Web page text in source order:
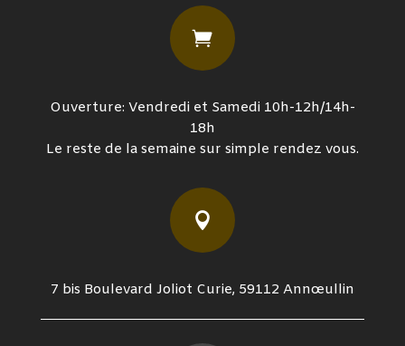

Ouverture: Vendredi et Samedi 10h-12h/14h-
18h
Le reste de la semaine sur simple rendez vous.

7 bis Boulevard Joliot Curie, 59112 Annœullin